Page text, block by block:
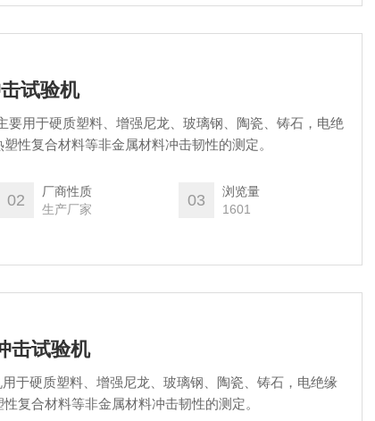
试验机
要用于硬质塑料、增强尼龙、玻璃钢、陶瓷、铸石，电绝
性复合材料等非金属材料冲击韧性的测定。
02
厂商性质
生产厂家
03
浏览量
1601
击试验机
于硬质塑料、增强尼龙、玻璃钢、陶瓷、铸石，电绝缘
复合材料等非金属材料冲击韧性的测定。